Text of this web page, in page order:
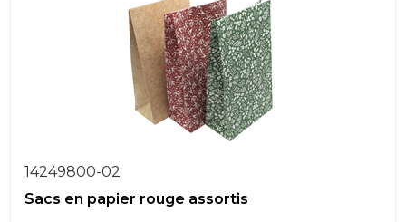
14249800-02
Sacs en papier rouge assortis